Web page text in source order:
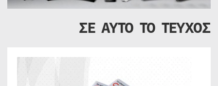
ΣΕ ΑΥΤΟ ΤΟ ΤΕΥΧΟΣ